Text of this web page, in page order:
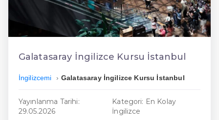
En Kolay İngilizce
En Ucuz İngilizce
En Uygun İngilizce
Hızlı İngilizce
Galatasaray İngilizce Kursu İstanbul
İngilizcemi Galatasaray İngilizce Kursu İstanbul
Yayınlanma Tarihi:
29.05.2026
Kategori: En Kolay
İngilizce